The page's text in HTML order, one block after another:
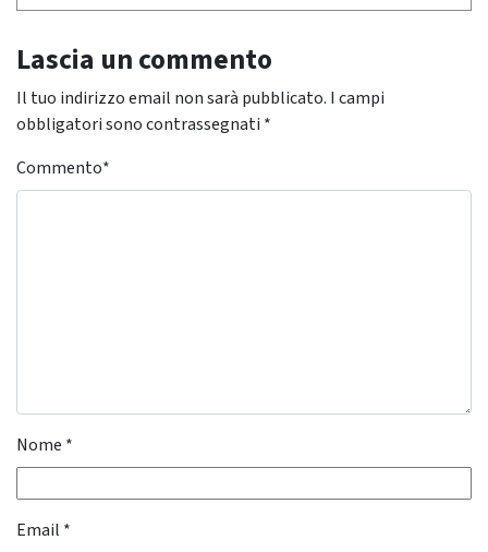
Lascia un commento
Il tuo indirizzo email non sarà pubblicato. I campi
obbligatori sono contrassegnati *
Commento*
Nome *
Email *